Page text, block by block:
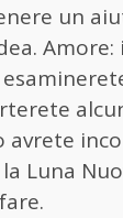
un
Amore:
avrete
Luna